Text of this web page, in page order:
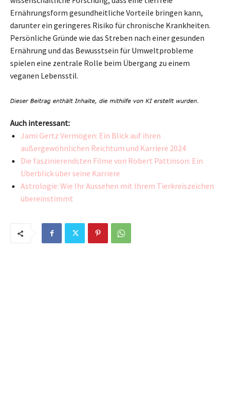
Ernährungsform gesundheitliche Vorteile bringen kann,
darunter ein geringeres Risiko für chronische Krankheiten.
Persönliche Gründe wie das Streben nach einer gesunden
Ernährung und das Bewusstsein für Umweltprobleme
spielen eine zentrale Rolle beim Übergang zu einem
veganen Lebensstil.
Auch interessant:
Jami Gertz Vermögen: Ein Blick auf ihren
außergewöhnlichen Reichtum und Karriere 2024
Die faszinierendsten Filme von Robert Pattinson: Ein
Überblick über seine Karriere
Astrologie: Wie Ihr Aussehen mit Ihrem Tierkreiszeichen
übereinstimmt